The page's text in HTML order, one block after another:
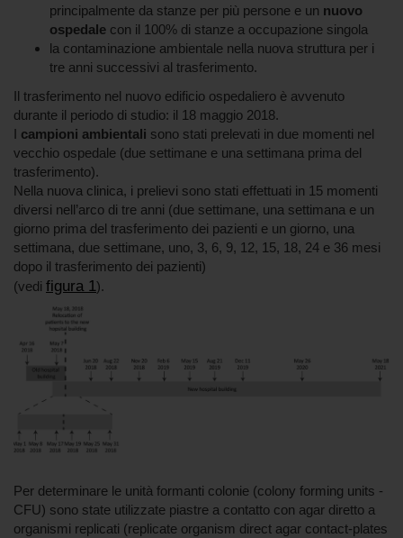
principalmente da stanze per più persone e un nuovo
ospedale con il 100% di stanze a occupazione singola
la contaminazione ambientale nella nuova struttura per i
tre anni successivi al trasferimento.
Il trasferimento nel nuovo edificio ospedaliero è avvenuto
durante il periodo di studio: il 18 maggio 2018.
I campioni ambientali sono stati prelevati in due momenti nel
vecchio ospedale (due settimane e una settimana prima del
trasferimento).
Nella nuova clinica, i prelievi sono stati effettuati in 15 momenti
diversi nell’arco di tre anni (due settimane, una settimana e un
giorno prima del trasferimento dei pazienti e un giorno, una
settimana, due settimane, uno, 3, 6, 9, 12, 15, 18, 24 e 36 mesi
dopo il trasferimento dei pazienti)
(vedi figura 1).
Per determinare le unità formanti colonie (colony forming units -
CFU) sono state utilizzate piastre a contatto con agar diretto a
organismi replicati (replicate organism direct agar contact-plates